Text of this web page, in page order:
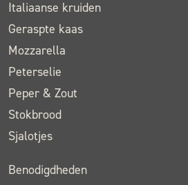
Italiaanse kruiden
Geraspte kaas
Mozzarella
Peterselie
Peper & Zout
Stokbrood
Sjalotjes
Benodigdheden